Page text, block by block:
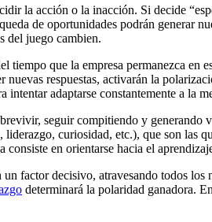
la acción o la inacción. Si decide
de oportunidades podrán generar
del juego cambien.
tiempo que la empresa permanezca en
respuestas, activarán la
adaptarse constantemente a la
seguir compitiendo y generando
curiosidad, etc.), que son las
en orientarse hacia el
factor decisivo, atravesando todos
determinará la polaridad ganadora.